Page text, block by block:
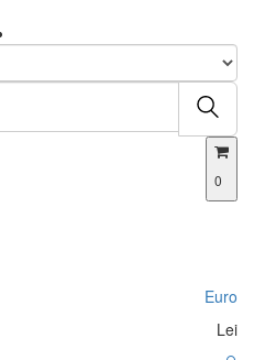
0
Euro
Lei